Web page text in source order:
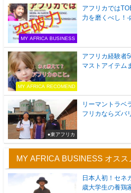
MY AFRICA BUSINESS
アフリカでは
力を磨くべし！-
MY AFRICA RECOMEND
アフリカ経験者
マストアイテム
●東アフリカ
リーマントラベ
フリカならズバ
MY AFRICA BUSINESS オスス
日本人初！セネ
歳大学生の養鶏